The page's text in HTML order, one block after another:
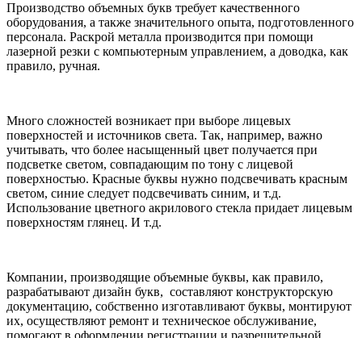
Производство объемных букв требует качественного
оборудования, а также значительного опыта, подготовленного
персонала. Раскрой металла производится при помощи
лазерной резки с компьютерным управлением, а доводка, как
правило, ручная.
Много сложностей возникает при выборе лицевых
поверхностей и источников света. Так, например, важно
учитывать, что более насыщенный цвет получается при
подсветке светом, совпадающим по тону с лицевой
поверхностью. Красные буквы нужно подсвечивать красным
светом, синие следует подсвечивать синим, и т.д.
Использование цветного акрилового стекла придает лицевым
поверхностям глянец. И т.д.
Компании, производящие объемные буквы, как правило,
разрабатывают дизайн букв, составляют конструкторскую
документацию, собственно изготавливают буквы, монтируют
их, осуществляют ремонт и техническое обслуживание,
помогают в оформлении регистрации и разрешительной